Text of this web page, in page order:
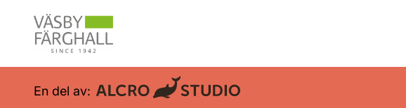
En del av: